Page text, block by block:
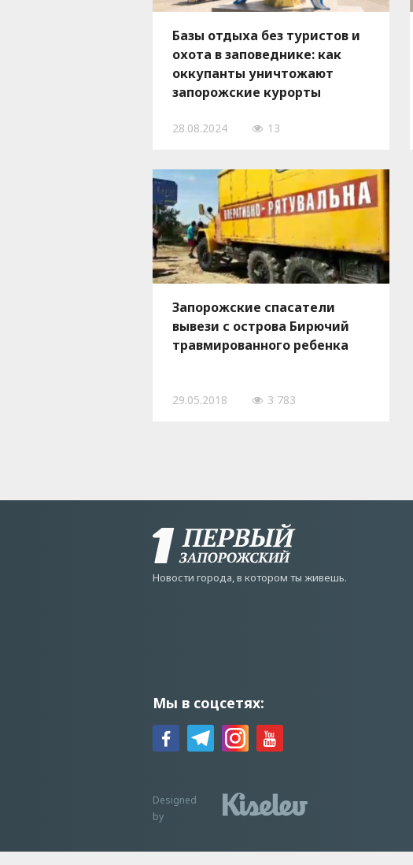
Базы отдыха без туристов и
охота в заповеднике: как
оккупанты уничтожают
запорожские курорты
28.08.2024 13
Запорожские спасатели
вывези с острова Бирючий
травмированного ребенка
29.05.2018 3 783
Новости города, в котором ты живешь.
Мы в соцсетях:
Designed
by